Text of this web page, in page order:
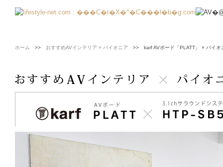
ホーム >> おすすめAVインテリア × パイオニア >> karf AVボード「PLATT」 × パイオ